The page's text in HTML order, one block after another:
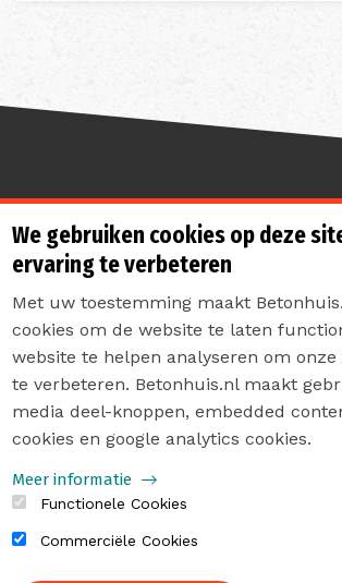
Sterk de
Contact
Privacyverklaring
Sitemap
We gebruiken cookies op deze
ervaring te verbeteren
Met uw toestemming maakt
cookies om de website te laten
website te helpen analyseren om
te verbeteren. Betonhuis.nl maakt
media deel-knoppen, embedded
cookies en google analytics cookies.
Meer informatie
Functionele Cookies
Commerciële Cookies